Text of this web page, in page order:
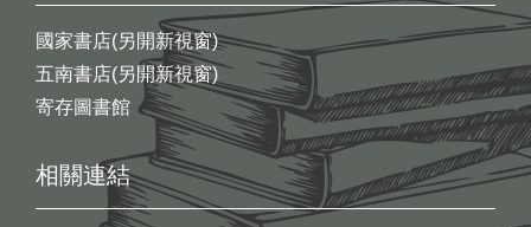
國家書店(另開新視窗)
五南書店(另開新視窗)
寄存圖書館
相關連結